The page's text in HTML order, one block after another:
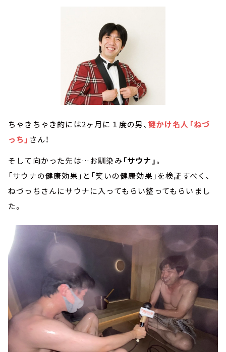
ちゃきちゃき的には2ヶ月に１度の男、 謎かけ名人「ねづ
っち」 さん！
そして向かった先は…お馴染み「サウナ」。
「サウナの健康効果」と「笑いの健康効果」を検証すべく、
ねづっちさんにサウナに入ってもらい整ってもらいまし
た。